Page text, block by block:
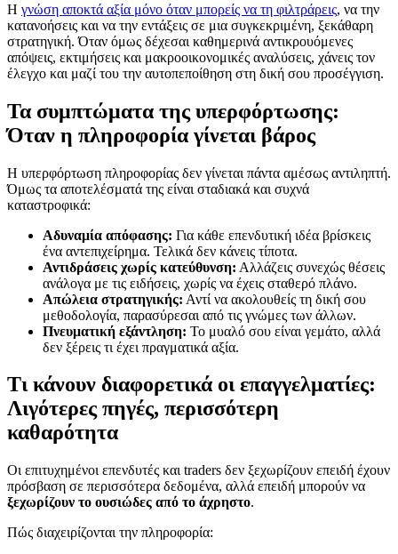
Η γνώση αποκτά αξία μόνο όταν μπορείς να τη φιλτράρεις, να την
κατανοήσεις και να την εντάξεις σε μια συγκεκριμένη, ξεκάθαρη
στρατηγική. Όταν όμως δέχεσαι καθημερινά αντικρουόμενες
απόψεις, εκτιμήσεις και μακροοικονομικές αναλύσεις, χάνεις τον
έλεγχο και μαζί του την αυτοπεποίθηση στη δική σου προσέγγιση.
Τα συμπτώματα της υπερφόρτωσης:
Όταν η πληροφορία γίνεται βάρος
Η υπερφόρτωση πληροφορίας δεν γίνεται πάντα αμέσως αντιληπτή.
Όμως τα αποτελέσματά της είναι σταδιακά και συχνά
καταστροφικά:
Αδυναμία απόφασης: Για κάθε επενδυτική ιδέα βρίσκεις
ένα αντεπιχείρημα. Τελικά δεν κάνεις τίποτα.
Αντιδράσεις χωρίς κατεύθυνση: Αλλάζεις συνεχώς θέσεις
ανάλογα με τις ειδήσεις, χωρίς να έχεις σταθερό πλάνο.
Απώλεια στρατηγικής: Αντί να ακολουθείς τη δική σου
μεθοδολογία, παρασύρεσαι από τις γνώμες των άλλων.
Πνευματική εξάντληση: Το μυαλό σου είναι γεμάτο, αλλά
δεν ξέρεις τι έχει πραγματικά αξία.
Τι κάνουν διαφορετικά οι επαγγελματίες:
Λιγότερες πηγές, περισσότερη
καθαρότητα
Οι επιτυχημένοι επενδυτές και traders δεν ξεχωρίζουν επειδή έχουν
πρόσβαση σε περισσότερα δεδομένα, αλλά επειδή μπορούν να
ξεχωρίζουν το ουσιώδες από το άχρηστο.
Πώς διαχειρίζονται την πληροφορία: